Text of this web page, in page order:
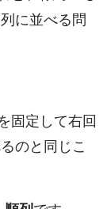
に並べる問
固定して右回
のと同じこ